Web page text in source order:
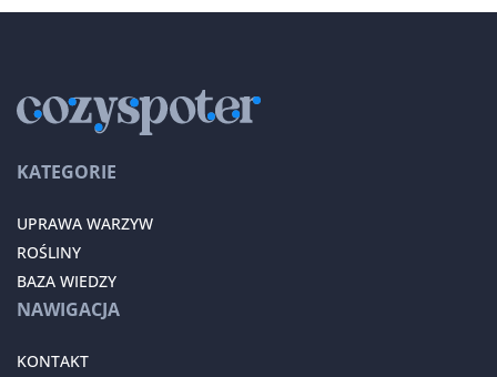
KATEGORIE
UPRAWA WARZYW
ROŚLINY
BAZA WIEDZY
NAWIGACJA
KONTAKT